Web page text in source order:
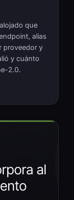
que
alias
proveedor y
y cuánto
2.0.